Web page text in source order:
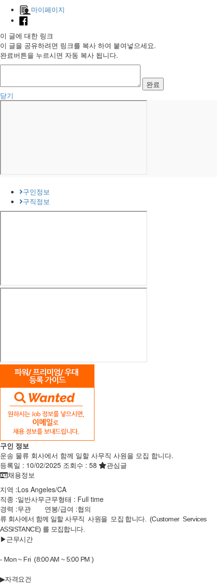
마이페이지
이 글에 대한 링크
이 글을 공유하려면 링크를 복사 하여 붙여넣으세요.
완료버튼을 누르시면 자동 복사 됩니다.
완료
닫기
구인정보
구직정보
구인 정보
운송 물류 회사에서 함께 일할 사무직 사원을 모집 합니다.
등록일 : 10/02/2025 조회수 : 58
관심글
채용정보
지역 :Los Angeles/CA
직종 :일반사무근무형태 : Full time
경력 :무관 연봉/급여 :협의
류 회사에서 함께 일할 사무직 사원을 모집 합니다. (Customer Services
ASSISTANCE) 를 모집합니다.
▶근무시간
- Mon ~ Fri (8:00 AM ~ 5:00 PM )
▶자격요건